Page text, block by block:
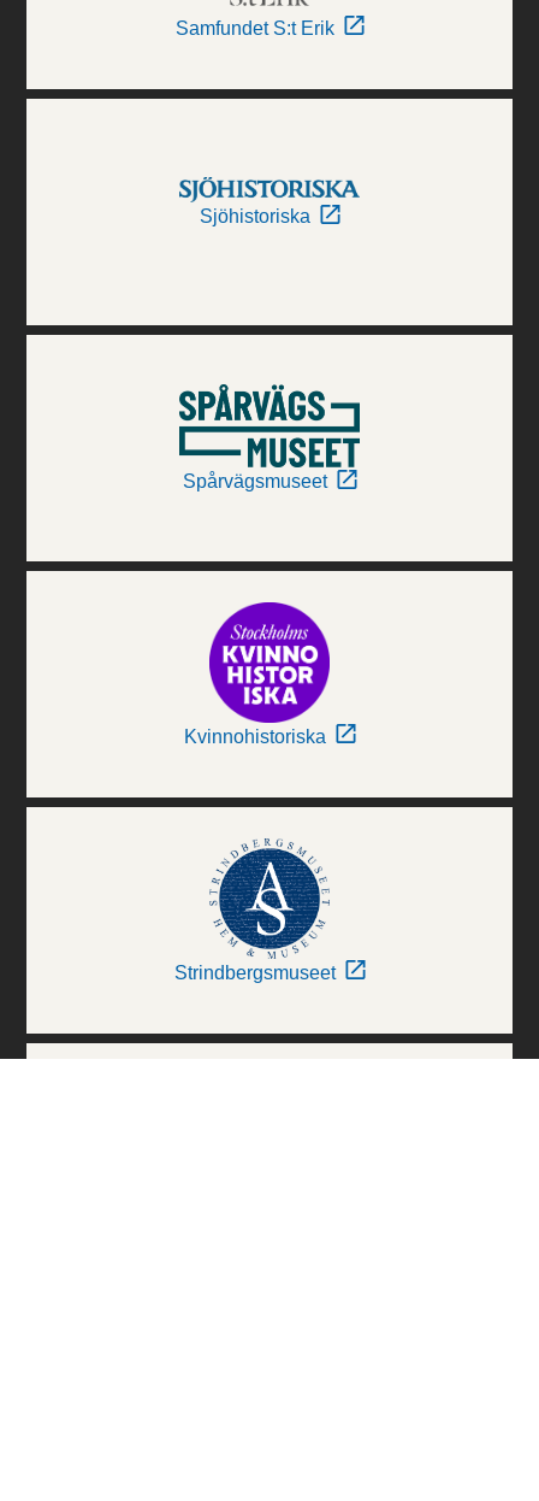
Samfundet S:t Erik
Sjöhistoriska
Spårvägsmuseet
Kvinnohistoriska
Strindbergsmuseet